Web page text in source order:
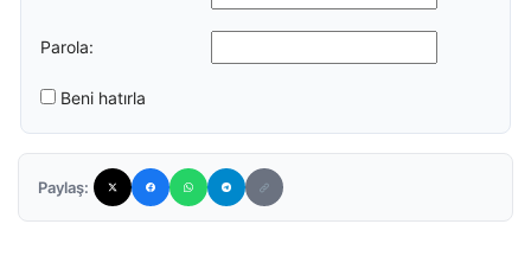
Parola:
Beni hatırla
Paylaş: